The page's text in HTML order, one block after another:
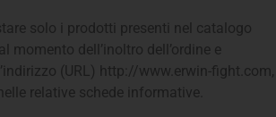
solo i prodotti presenti nel catalogo
momento dell’inoltro dell’ordine e
(URL) http://www.erwin-fight.com,
relative schede informative.